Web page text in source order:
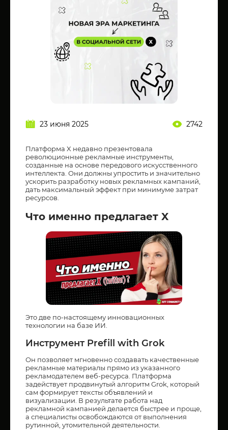
23 июня 2025 2742
Платформа X недавно презентовала
революционные рекламные инструменты,
созданные на основе передового искусственного
интеллекта. Они должны упростить и значительно
ускорить разработку новых рекламных кампаний,
дать максимальный эффект при минимуме затрат
ресурсов.
Что именно предлагает X
Это две по-настоящему инновационных
технологии на базе ИИ.
Инструмент Prefill with Grok
Он позволяет мгновенно создавать качественные
рекламные материалы прямо из указанного
рекламодателем веб-ресурса. Платформа
задействует продвинутый алгоритм Grok, который
сам формирует тексты объявлений и
визуализации. В результате работа над
рекламной кампанией делается быстрее и проще,
а специалисты освобождаются от выполнения
рутинной, утомительной деятельности.